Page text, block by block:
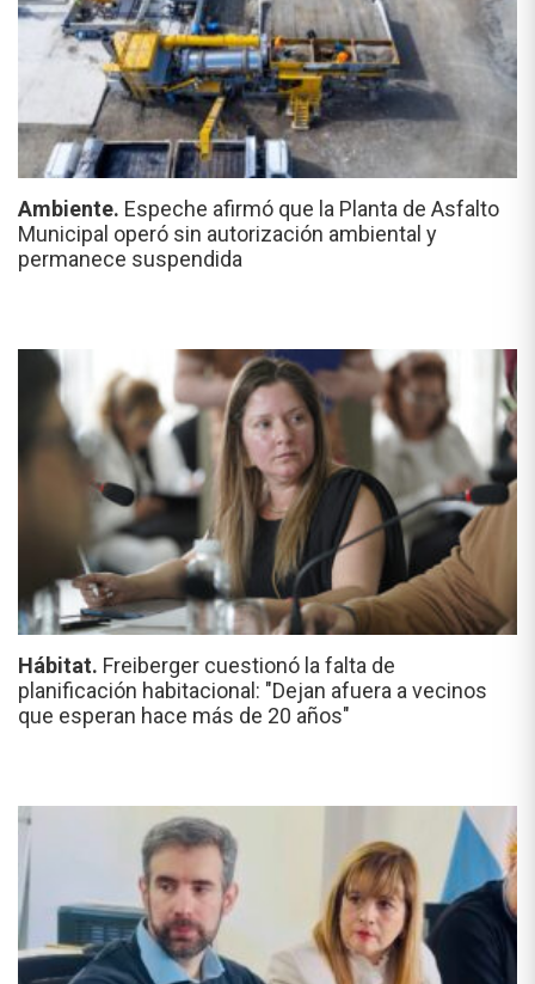
Ambiente. Espeche afirmó que la Planta de Asfalto
Municipal operó sin autorización ambiental y
permanece suspendida
Hábitat. Freiberger cuestionó la falta de
planificación habitacional: "Dejan afuera a vecinos
que esperan hace más de 20 años"